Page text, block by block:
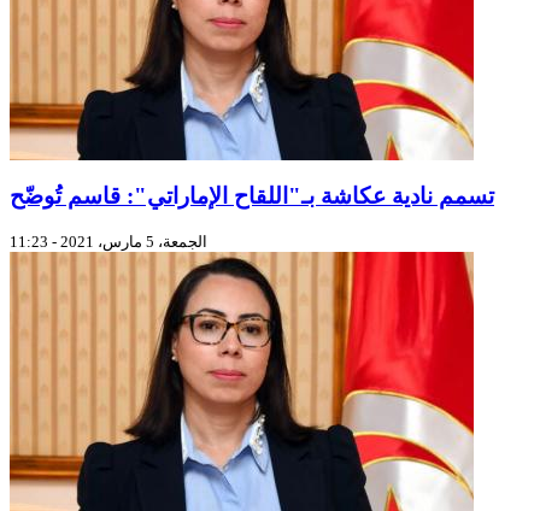
تسمم نادية عكاشة بـ"اللقاح الإماراتي": قاسم تُوضّح
الجمعة، 5 مارس، 2021 - 11:23